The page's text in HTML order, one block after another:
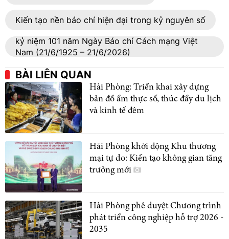
Kiến tạo nền báo chí hiện đại trong kỷ nguyên số
kỷ niệm 101 năm Ngày Báo chí Cách mạng Việt
Nam (21/6/1925 – 21/6/2026)
BÀI LIÊN QUAN
Hải Phòng: Triển khai xây dựng
bản đồ ẩm thực số, thúc đẩy du lịch
và kinh tế đêm
Hải Phòng khởi động Khu thương
mại tự do: Kiến tạo không gian tăng
trưởng mới
Hải Phòng phê duyệt Chương trình
phát triển công nghiệp hỗ trợ 2026 -
2035